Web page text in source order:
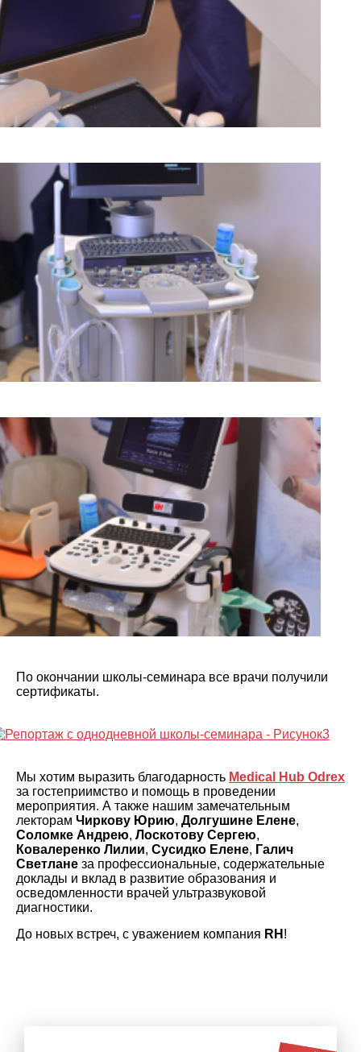
По окончании школы-семинара все врачи получили
сертификаты.
Мы хотим выразить благодарность Medical Hub Odrex
за гостеприимство и помощь в проведении
мероприятия. А также нашим замечательным
лекторам Чиркову Юрию, Долгушине Елене,
Соломке Андрею, Лоскотову Сергею,
Ковалеренко Лилии, Сусидко Елене, Галич
Светлане за профессиональные, содержательные
доклады и вклад в развитие образования и
осведомленности врачей ультразвуковой
диагностики.
До новых встреч, с уважением компания RH !